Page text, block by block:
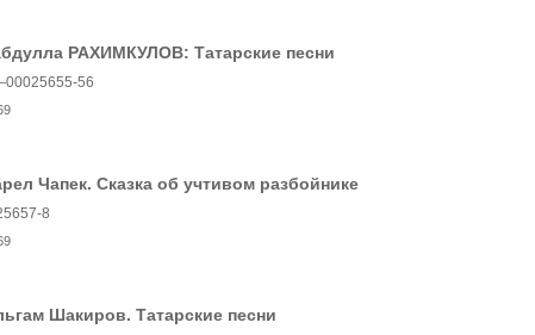
РАХИМКУЛОВ: Татарские песни
56
Чапек. Сказка об учтивом разбойнике
8
Шакиров. Татарские песни